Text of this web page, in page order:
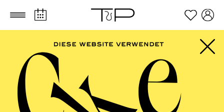
Zum Hauptinhalt springen Zum Footer springen
ALLE SPARTEN
PHILHARMONIE ESSEN